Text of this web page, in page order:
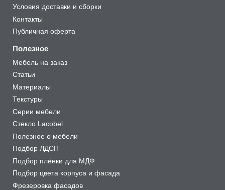
Условия доставки и сборки
Контакты
Публичная оферта
Полезное
Мебель на заказ
Статьи
Материалы
Текстуры
Серии мебели
Стекло Lacobel
Полезное о мебели
Подбор ЛДСП
Подбор плёнки для МДФ
Подбор цвета корпуса и фасада
Фрезеровка фасадов